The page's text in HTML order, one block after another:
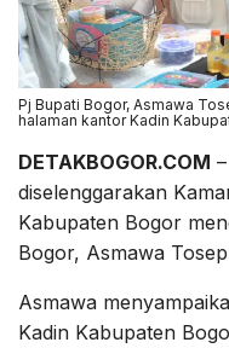
Pj Bupati Bogor, Asmawa
halaman kantor Kadin
DETAKBOGOR.COM
diselenggarakan
Kabupaten Bogor
Bogor, Asmawa
Asmawa
Kadin Kabupaten